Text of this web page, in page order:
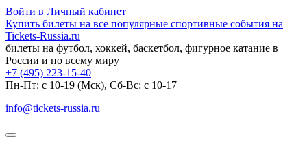
Войти в Личный кабинет
Купить билеты на все популярные спортивные события на
Tickets-Russia.ru
билеты на футбол, хоккей, баскетбол, фигурное катание в
России и по всему миру
+7 (495) 223-15-40
Пн-Пт: c 10-19 (Мск), Сб-Вс: с 10-17
info@tickets-russia.ru